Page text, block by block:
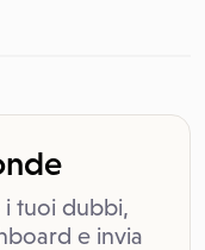
i tuoi dubbi,
e invia